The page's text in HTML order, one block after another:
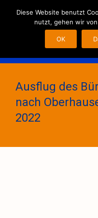
Ausflug des
nach
2022
MENU
Diese Website benutzt
nutzt, gehen wir
OK